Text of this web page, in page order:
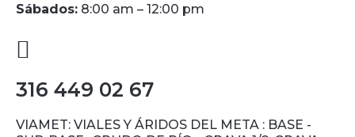
Sábados: 8:00 am – 12:00 pm
316 449 02 67
VIAMET: VIALES Y ÁRIDOS DEL META : BASE -